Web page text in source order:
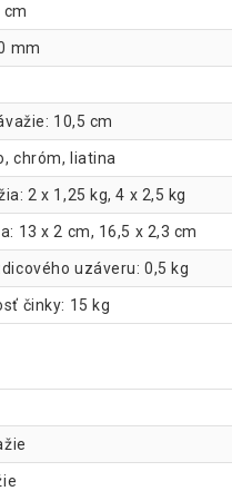
cm
mm
10,5 cm
chróm, liatina
2 x 1,25 kg, 4 x 2,5 kg
13 x 2 cm, 16,5 x 2,3 cm
uzáveru: 0,5 kg
činky: 15 kg